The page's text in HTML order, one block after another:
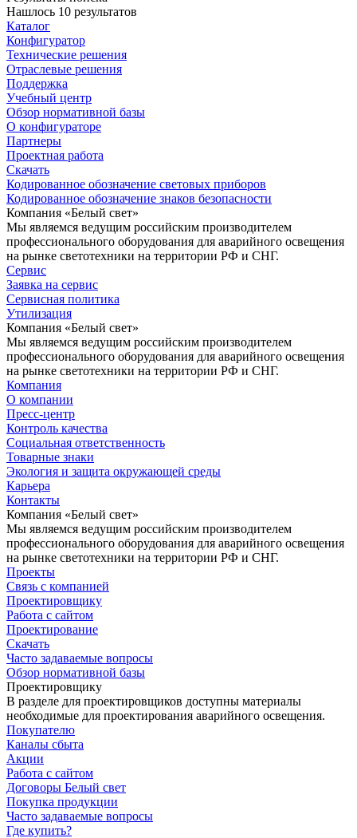
Нашлось 10 результатов
Каталог
Конфигуратор
Технические решения
Отраслевые решения
Поддержка
Учебный центр
Обзор нормативной базы
О конфигураторе
Партнеры
Проектная работа
Скачать
Кодированное обозначение световых приборов
Кодированное обозначение знаков безопасности
Компания «Белый свет»
Мы являемся ведущим российским производителем
профессионального оборудования для аварийного освещения
на рынке светотехники на территории РФ и СНГ.
Сервис
Заявка на сервис
Сервисная политика
Утилизация
Компания «Белый свет»
Мы являемся ведущим российским производителем
профессионального оборудования для аварийного освещения
на рынке светотехники на территории РФ и СНГ.
Компания
О компании
Пресс-центр
Контроль качества
Социальная ответственность
Товарные знаки
Экология и защита окружающей среды
Карьера
Контакты
Компания «Белый свет»
Мы являемся ведущим российским производителем
профессионального оборудования для аварийного освещения
на рынке светотехники на территории РФ и СНГ.
Проекты
Связь с компанией
Проектировщику
Работа с сайтом
Проектирование
Скачать
Часто задаваемые вопросы
Обзор нормативной базы
Проектировщику
В разделе для проектировщиков доступны материалы
необходимые для проектирования аварийного освещения.
Покупателю
Каналы сбыта
Акции
Работа с сайтом
Договоры Белый свет
Покупка продукции
Часто задаваемые вопросы
Где купить?